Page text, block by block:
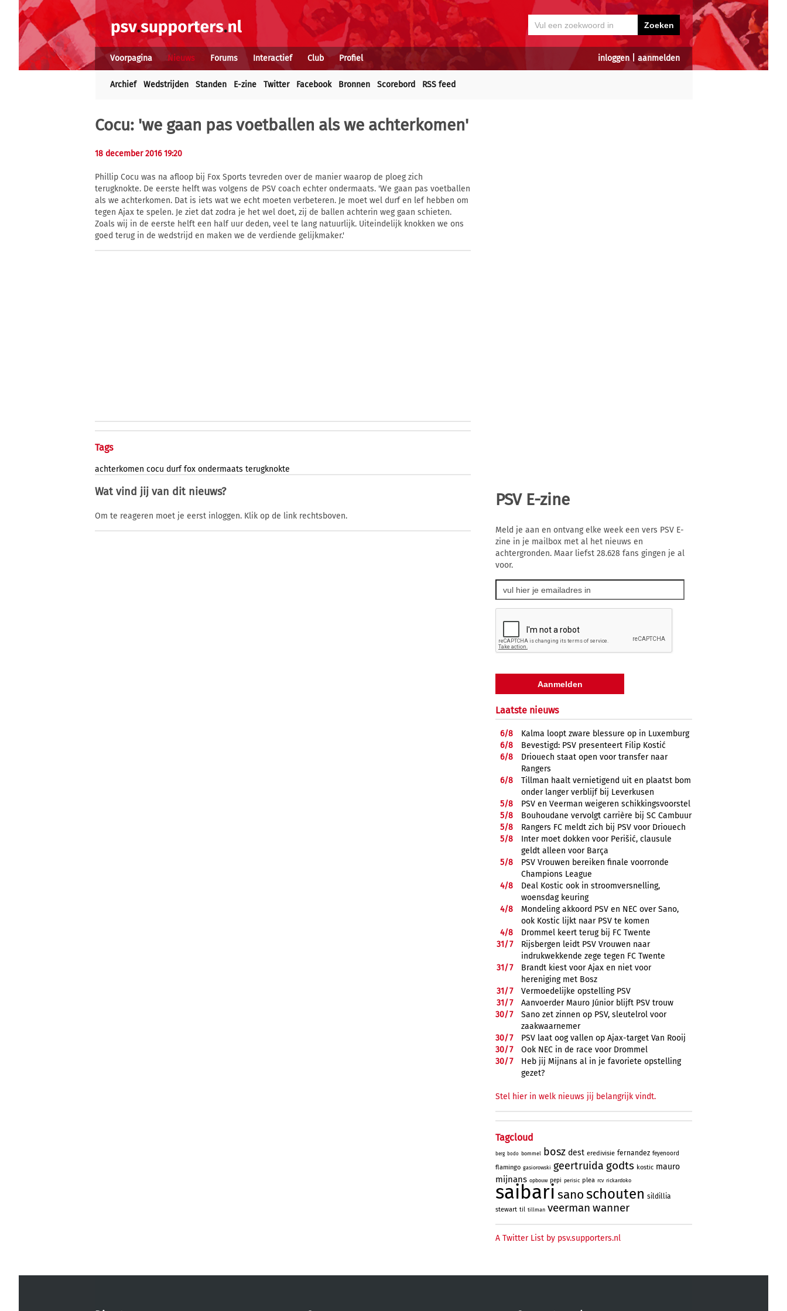
inloggen| aanmelden
Voorpagina Nieuws Forums Interactief Club Profiel
Archief Wedstrijden Standen E-zine Twitter Facebook Bronnen Scorebord RSS feed
Cocu: 'we gaan pas voetballen als we achterkomen'
18 december 2016 19:20
Phillip Cocu was na afloop bij Fox Sports tevreden over de manier waarop de ploeg zich
terugknokte. De eerste helft was volgens de PSV coach echter ondermaats. 'We gaan pas voetballen
als we achterkomen. Dat is iets wat we echt moeten verbeteren. Je moet wel durf en lef hebben om
tegen Ajax te spelen. Je ziet dat zodra je het wel doet, zij de ballen achterin weg gaan schieten.
Zoals wij in de eerste helft een half uur deden, veel te lang natuurlijk. Uiteindelijk knokken we ons
goed terug in de wedstrijd en maken we de verdiende gelijkmaker.'
Tags
achterkomen cocu durf fox ondermaats terugknokte
Wat vind jij van dit nieuws?
Om te reageren moet je eerst inloggen. Klik op de link rechtsboven.
PSV E-zine
Meld je aan en ontvang elke week een vers PSV E-
zine in je mailbox met al het nieuws en
achtergronden. Maar liefst 28.628 fans gingen je al
voor.
Laatste nieuws
6/8
Kalma loopt zware blessure op in Luxemburg
6/8
Bevestigd: PSV presenteert Filip Kostić
6/8
Driouech staat open voor transfer naar
Rangers
6/8
Tillman haalt vernietigend uit en plaatst bom
onder langer verblijf bij Leverkusen
5/8
PSV en Veerman weigeren schikkingsvoorstel
5/8
Bouhoudane vervolgt carrière bij SC Cambuur
5/8
Rangers FC meldt zich bij PSV voor Driouech
5/8
Inter moet dokken voor Perišić, clausule
geldt alleen voor Barça
5/8
PSV Vrouwen bereiken finale voorronde
Champions League
4/8
Deal Kostic ook in stroomversnelling,
woensdag keuring
4/8
Mondeling akkoord PSV en NEC over Sano,
ook Kostic lijkt naar PSV te komen
4/8
Drommel keert terug bij FC Twente
31/7
Rijsbergen leidt PSV Vrouwen naar
indrukwekkende zege tegen FC Twente
31/7
Brandt kiest voor Ajax en niet voor
hereniging met Bosz
31/7
Vermoedelijke opstelling PSV
31/7
Aanvoerder Mauro Júnior blijft PSV trouw
30/7
Sano zet zinnen op PSV, sleutelrol voor
zaakwaarnemer
30/7
PSV laat oog vallen op Ajax-target Van Rooij
30/7
Ook NEC in de race voor Drommel
30/7
Heb jij Mijnans al in je favoriete opstelling
gezet?
Stel hier in welk nieuws jij belangrijk vindt.
Tagcloud
berg bodo bommel bosz dest eredivisie fernandez feyenoord
flamingo gasiorowski geertruida godts kostic mauro
mijnans opbouw pepi perisic plea rcv rickardoko
saibari sanoschouten sildillia
stewart til tillman veerman wanner
A Twitter List by psv.supporters.nl